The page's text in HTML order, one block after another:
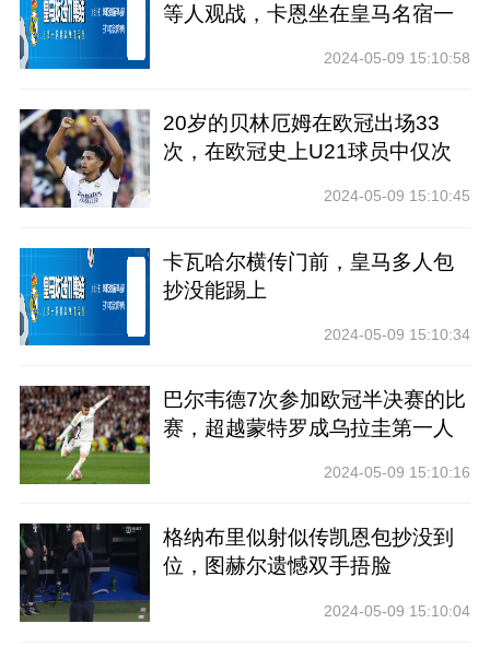
等人观战，卡恩坐在皇马名宿一
2024-05-09 15:10:58
20岁的贝林厄姆在欧冠出场33
次，在欧冠史上U21球员中仅次
2024-05-09 15:10:45
卡瓦哈尔横传门前，皇马多人包
抄没能踢上
2024-05-09 15:10:34
巴尔韦德7次参加欧冠半决赛的比
赛，超越蒙特罗成乌拉圭第一人
2024-05-09 15:10:16
格纳布里似射似传凯恩包抄没到
位，图赫尔遗憾双手捂脸
2024-05-09 15:10:04